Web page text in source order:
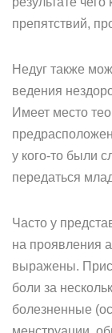
препятствий,
Недуг также
ведения
Имеет место
у кого-то были
передаться
Часто у
на проявления
выражены.
боли за
болезненные